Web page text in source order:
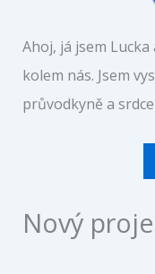
Ahoj, já jsem
kolem nás. Jsem
průvodkyně a
Nový